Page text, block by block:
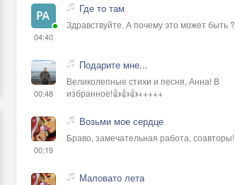
04:40
Где то там
Здравствуйте. А почему это может быть ?
00:48
Подарите мне...
Великолепные стихи и песня, Анна! В
избранное!👍👍👍+++++
00:19
Возьми мое сердце
Браво, замечательная работа, соавторы!
Маловато лета